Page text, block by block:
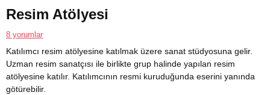
Resim Atölyesi
8 yorumlar
Katılımcı resim atölyesine katılmak üzere sanat stüdyosuna gelir.
Uzman resim sanatçısı ile birlikte grup halinde yapılan resim
atölyesine katılır. Katılımcının resmi kuruduğunda eserini yanında
götürebilir.